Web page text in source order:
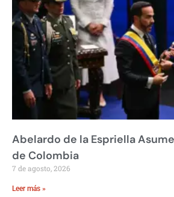
Abelardo de la Espriella
de Colombia
7 de agosto, 2026
Leer más »